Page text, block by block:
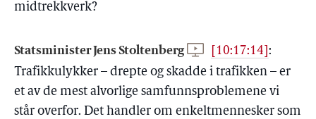
midtrekkverk?
Statsminister Jens Stoltenberg [10:17:14] :
Trafikkulykker – drepte og skadde i trafikken – er
et av de mest alvorlige samfunnsproblemene vi
står overfor. Det handler om enkeltmennesker som